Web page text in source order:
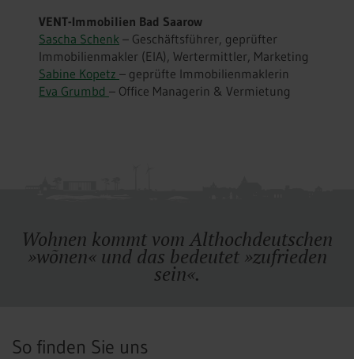
VENT-Immobilien Bad Saarow
Sascha Schenk – Geschäftsführer, geprüfter
Immobilienmakler (EIA), Wertermittler, Marketing
Sabine Kopetz – geprüfte Immobilienmaklerin
Eva Grumbd – Office Managerin & Vermietung
Wohnen kommt vom Althochdeutschen
»wõnen« und das bedeutet »zufrieden
sein«.
So finden Sie uns